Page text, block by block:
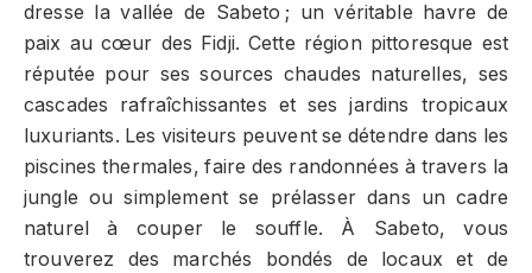
dresse la vallée de Sabeto ; un véritable havre de
paix au cœur des Fidji. Cette région pittoresque est
réputée pour ses sources chaudes naturelles, ses
cascades rafraîchissantes et ses jardins tropicaux
luxuriants. Les visiteurs peuvent se détendre dans les
piscines thermales, faire des randonnées à travers la
jungle ou simplement se prélasser dans un cadre
naturel à couper le souffle. À Sabeto, vous
trouverez des marchés bondés de locaux et de